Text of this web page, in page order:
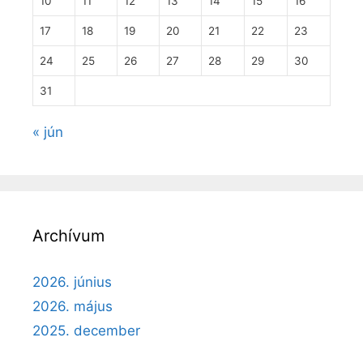
17 18 19 20 21 22 23
24 25 26 27 28 29 30
31
« jún
Archívum
2026. június
2026. május
2025. december